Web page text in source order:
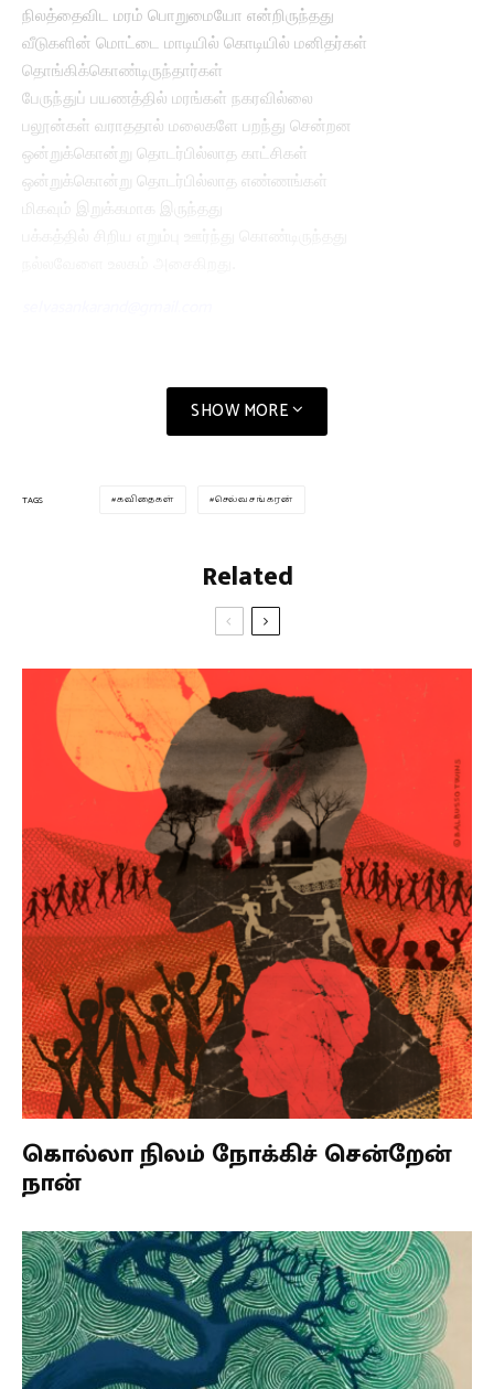
நிலத்தைவிட மரம் பொறுமையோ என்றிருந்தது
வீடுகளின் மொட்டை மாடியில் கொடியில் மனிதர்கள்
தொங்கிக்கொண்டிருந்தார்கள்
பேருந்துப் பயணத்தில் மரங்கள் நகரவில்லை
பலூன்கள் வராததால் மலைகளே பறந்து சென்றன
ஒன்றுக்கொன்று தொடர்பில்லாத காட்சிகள்
ஒன்றுக்கொன்று தொடர்பில்லாத எண்ணங்கள்
மிகவும் இறுக்கமாக இருந்தது
SHOW MORE
TAGS கவிதைகள் செல்வசங்கரன்
Related
கொல்லா நிலம் நோக்கிச் சென்றேன்
நான்